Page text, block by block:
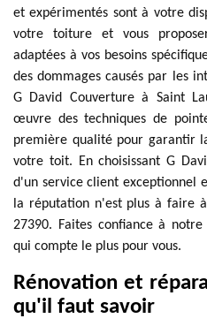
et expérimentés sont à votre
votre toiture et vous
adaptées à vos besoins
des dommages causés par les
G David Couverture à Saint
œuvre des techniques de
première qualité pour garantir
votre toit. En choisissant G
d'un service client exceptionnel
la réputation n'est plus à faire
27390. Faites confiance à
qui compte le plus pour vous.
Rénovation et
qu'il faut savoir